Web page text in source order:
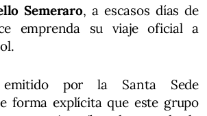
Semeraro, a escasos días de
emprenda su viaje oficial a
por la Santa Sede
forma explícita que este grupo